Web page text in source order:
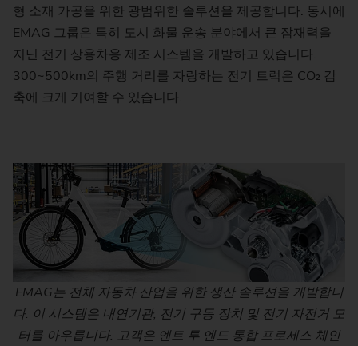
형 소재 가공을 위한 광범위한 솔루션을 제공합니다. 동시에
EMAG 그룹은 특히 도시 화물 운송 분야에서 큰 잠재력을
지닌 전기 상용차용 제조 시스템을 개발하고 있습니다.
300~500km의 주행 거리를 자랑하는 전기 트럭은 CO₂ 감
축에 크게 기여할 수 있습니다.
EMAG는 전체 자동차 산업을 위한 생산 솔루션을 개발합니
다. 이 시스템은 내연기관, 전기 구동 장치 및 전기 자전거 모
터를 아우릅니다. 고객은 엔트 투 엔드 통합 프로세스 체인